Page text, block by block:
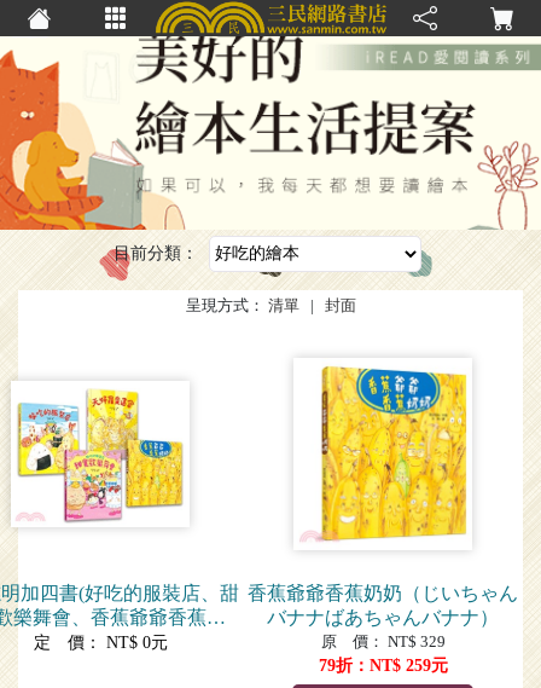
目前分類：
呈現方式： 清單| 封面
加四書(好吃的服裝店、甜
樂舞會、香蕉爺爺香蕉奶
奶、天婦羅奧運會)
定 價： NT$ 0元
香蕉爺爺香蕉奶奶（じいちゃん
バナナばあちゃんバナナ）
原 價： NT$ 329
79折：NT$ 259元